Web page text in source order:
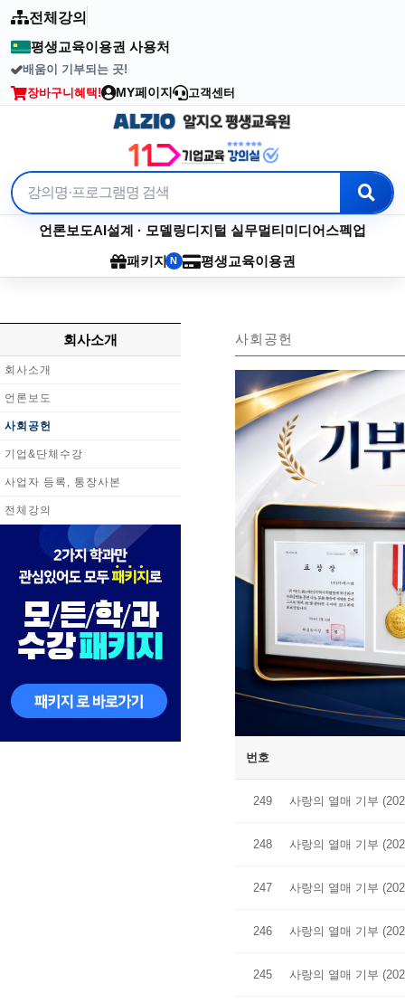
전체강의
평생교육이용권 사용처
배움이 기부되는 곳!
2003년부터 이어온 수강료 기부
장바구니 혜택! MY페이지 고객센터
언론보도AI설계 · 모델링디지털 실무멀티미디어스펙업
패키지 N 평생교육이용권
회사소개
회사소개
언론보도
사회공헌
기업&단체수강
사업자 등록, 통장사본
전체강의
사회공헌
번호
249 사랑의 열매 기부
248 사랑의 열매 기부
247 사랑의 열매 기부
246 사랑의 열매 기부
245 사랑의 열매 기부